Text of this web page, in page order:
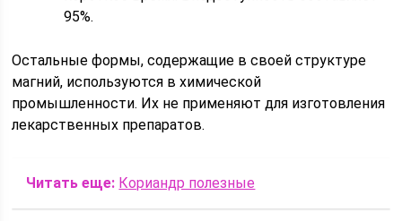
95%.
Остальные формы, содержащие в своей структуре
магний, используются в химической
промышленности. Их не применяют для изготовления
лекарственных препаратов.
Читать еще: Кориандр полезные